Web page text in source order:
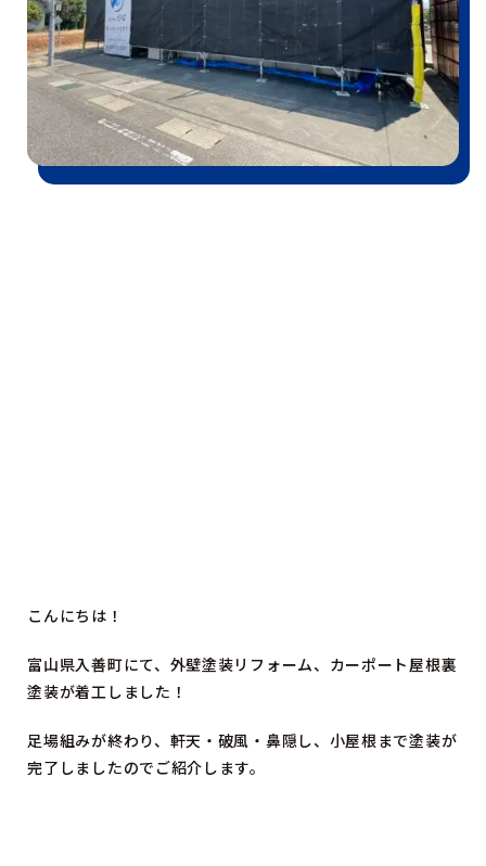
こんにちは！
富山県入善町にて、外壁塗装リフォーム、カーポート屋根裏
塗装が着工しました！
足場組みが終わり、軒天・破風・鼻隠し、小屋根まで塗装が
完了しましたのでご紹介します。